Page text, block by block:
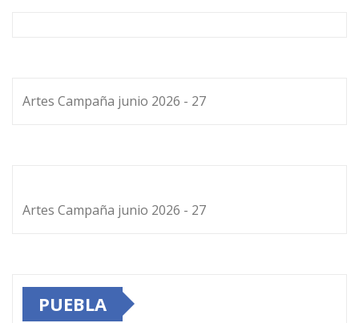
Artes Campaña junio 2026 - 27
Artes Campaña junio 2026 - 27
PUEBLA